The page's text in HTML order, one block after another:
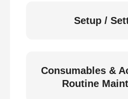
Setup /
Consumables &
Routine